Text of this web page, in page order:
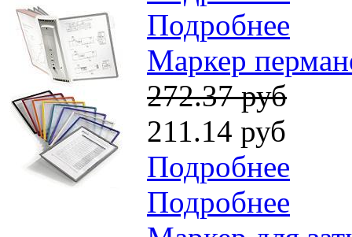
Подробнее
Мaркер
272.37 руб
211.14 руб
Подробнее
Подробнее